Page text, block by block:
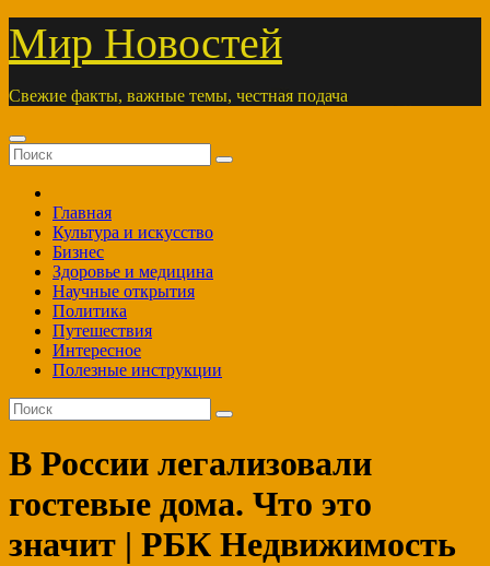
Перейти
содержимому
Мир Новостей
Свежие факты, важные темы, честная подача
Главная
Культура и искусство
Бизнес
Здоровье и медицина
Научные открытия
Политика
Путешествия
Интересное
Полезные инструкции
В России легализовали
гостевые дома. Что это
значит | РБК Недвижимость